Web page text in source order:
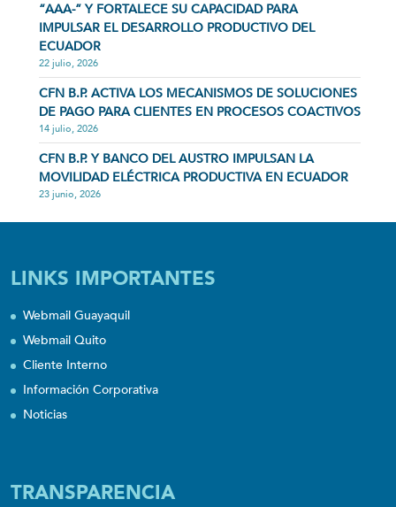
“AAA-” Y FORTALECE SU CAPACIDAD PARA
IMPULSAR EL DESARROLLO PRODUCTIVO DEL
ECUADOR
22 julio, 2026
CFN B.P. ACTIVA LOS MECANISMOS DE SOLUCIONES
DE PAGO PARA CLIENTES EN PROCESOS COACTIVOS
14 julio, 2026
CFN B.P. Y BANCO DEL AUSTRO IMPULSAN LA
MOVILIDAD ELÉCTRICA PRODUCTIVA EN ECUADOR
23 junio, 2026
LINKS IMPORTANTES
Webmail Guayaquil
Webmail Quito
Cliente Interno
Información Corporativa
Noticias
TRANSPARENCIA